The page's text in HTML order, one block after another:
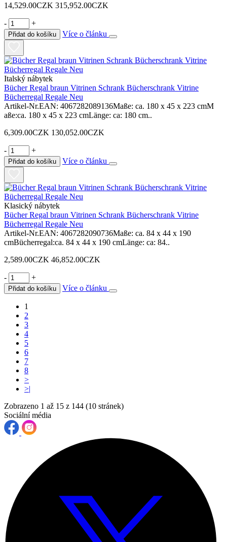
14,529.00CZK 315,952.00CZK
- +
Přidat do košíku Více o článku
Italský nábytek
Bücher Regal braun Vitrinen Schrank Bücherschrank Vitrine
Bücherregal Regale Neu
Artikel-Nr.EAN: 4067282089136Maße: ca. 180 x 45 x 223 cmM
aße:ca. 180 x 45 x 223 cmLänge: ca: 180 cm..
6,309.00CZK 130,052.00CZK
- +
Přidat do košíku Více o článku
Klasický nábytek
Bücher Regal braun Vitrinen Schrank Bücherschrank Vitrine
Bücherregal Regale Neu
Artikel-Nr.EAN: 4067282090736Maße: ca. 84 x 44 x 190
cmBücherregal:ca. 84 x 44 x 190 cmLänge: ca: 84..
2,589.00CZK 46,852.00CZK
- +
Přidat do košíku Více o článku
1
2
3
4
5
6
7
8
>
>|
Zobrazeno 1 až 15 z 144 (10 stránek)
Sociální média